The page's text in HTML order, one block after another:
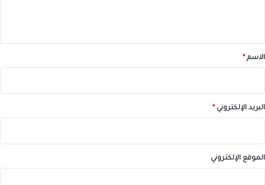
*الاسم *
البريد الإلكتروني *
الموقع الإلكتروني